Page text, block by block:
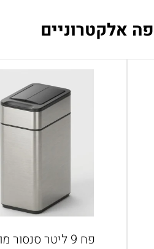
אלקטרוניים
פח 9 ליטר סנסור מוברש